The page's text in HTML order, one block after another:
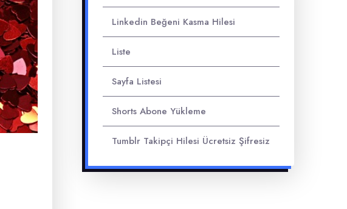
Linkedin Beğeni Kasma Hilesi
Liste
Sayfa Listesi
Shorts Abone Yükleme
Tumblr Takipçi Hilesi Ücretsiz Şifresiz